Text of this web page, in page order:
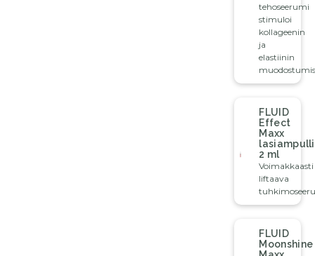
tehoseerumi
stimuloi
kollageenin
ja
elastiinin
FLUID
Effect
Maxx
lasiampulli
2 ml
Voimakkaasti
liftaava
FLUID
Moonshine